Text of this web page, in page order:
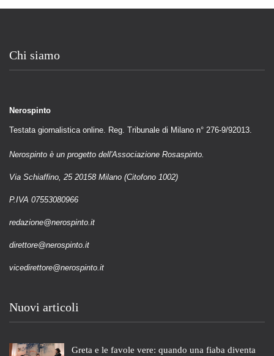
Chi siamo
Nerospinto
Testata giornalistica online. Reg. Tribunale di Milano n° 276-9/92013.
Nerospinto è un progetto dell'Associazione Rosaspinto.
Via Schiaffino, 25 20158 Milano (Citofono 1002)
P.IVA 07553080966
redazione@nerospinto.it
direttore@nerospinto.it
vicedirettore@nerospinto.it
Nuovi articoli
Greta e le favole vere: quando una fiaba diventa